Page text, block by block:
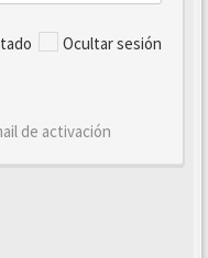
Ocultar sesión
de activación